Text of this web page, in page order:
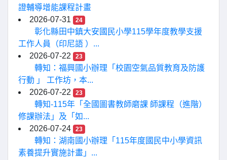
證輔導增能課程計畫
2026-07-31
24
彰化縣田中鎮大安國民小學115學年度教學支援
工作人員（印尼語 ）...
2026-07-22
23
轉知：福興國小辦理「校園空氣品質教育及防護
行動 」 工作坊，本...
2026-07-22
23
轉知-115年「全國圖書教師磨課 師課程（進階）
修課辦法」及「如...
2026-07-24
23
轉知：湖南國小辦理「115年度國民中小學資訊
素養提升實施計畫」...